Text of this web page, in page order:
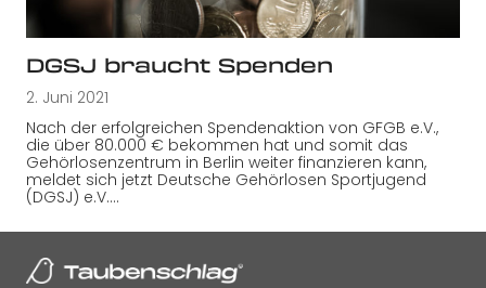
DGSJ braucht Spenden
2. Juni 2021
Nach der erfolgreichen Spendenaktion von GFGB e.V.,
die über 80.000 € bekommen hat und somit das
Gehörlosenzentrum in Berlin weiter finanzieren kann,
meldet sich jetzt Deutsche Gehörlosen Sportjugend
(DGSJ) e.V.…